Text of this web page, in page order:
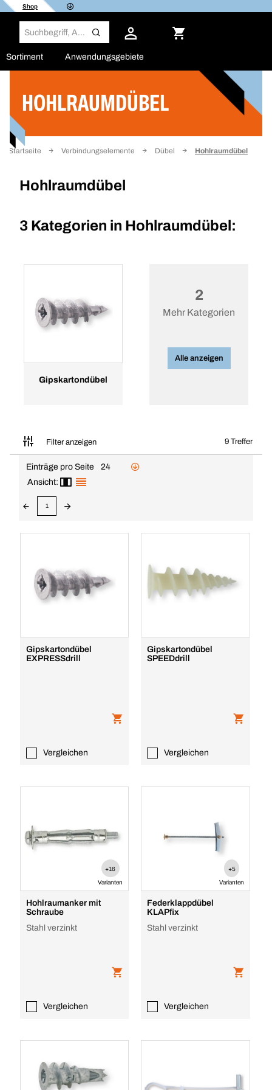
Shop
Sortiment Anwendungsgebiete
HOHLRAUMDÜBEL
Startseite Verbindungselemente Dübel Hohlraumdübel
Hohlraumdübel
3 Kategorien in Hohlraumdübel:
Gipskartondübel
2
Mehr Kategorien
Alle anzeigen
Filter anzeigen 9 Treffer
Filter
Einträge pro Seite
24
Ansicht:
1
Gipskartondübel
EXPRESSdrill
Vergleichen
Gipskartondübel
SPEEDdrill
Vergleichen
+16
Varianten
Hohlraumanker mit
Schraube
Stahl verzinkt
Vergleichen
+5
Varianten
Federklappdübel
KLAPfix
Stahl verzinkt
Vergleichen